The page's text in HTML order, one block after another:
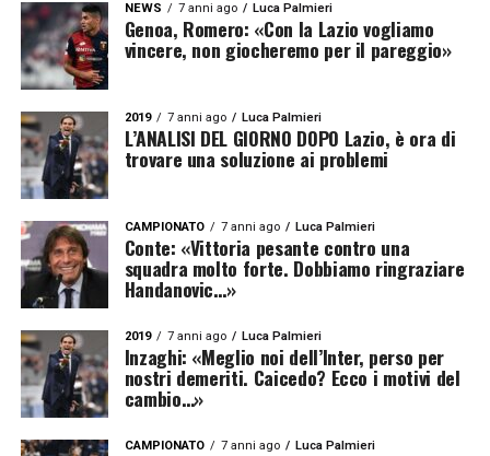
NEWS 7 anni ago Luca Palmieri
Genoa, Romero: «Con la Lazio vogliamo
vincere, non giocheremo per il pareggio»
2019 7 anni ago Luca Palmieri
L’ANALISI DEL GIORNO DOPO Lazio, è ora di
trovare una soluzione ai problemi
CAMPIONATO 7 anni ago Luca Palmieri
Conte: «Vittoria pesante contro una
squadra molto forte. Dobbiamo ringraziare
Handanovic…»
2019 7 anni ago Luca Palmieri
Inzaghi: «Meglio noi dell’Inter, perso per
nostri demeriti. Caicedo? Ecco i motivi del
cambio…»
CAMPIONATO 7 anni ago Luca Palmieri